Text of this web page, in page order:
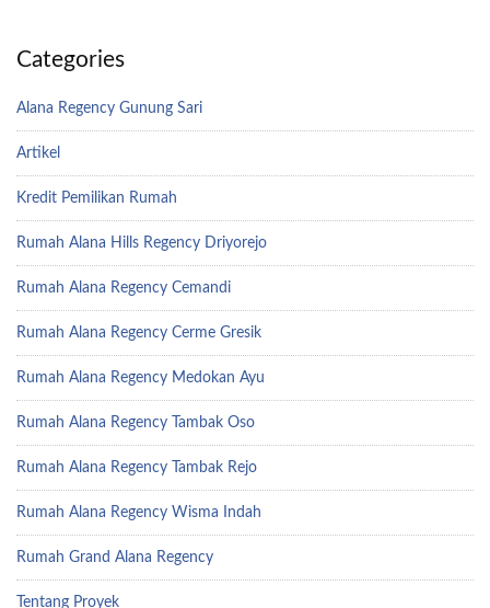
Categories
Alana Regency Gunung Sari
Artikel
Kredit Pemilikan Rumah
Rumah Alana Hills Regency Driyorejo
Rumah Alana Regency Cemandi
Rumah Alana Regency Cerme Gresik
Rumah Alana Regency Medokan Ayu
Rumah Alana Regency Tambak Oso
Rumah Alana Regency Tambak Rejo
Rumah Alana Regency Wisma Indah
Rumah Grand Alana Regency
Tentang Proyek